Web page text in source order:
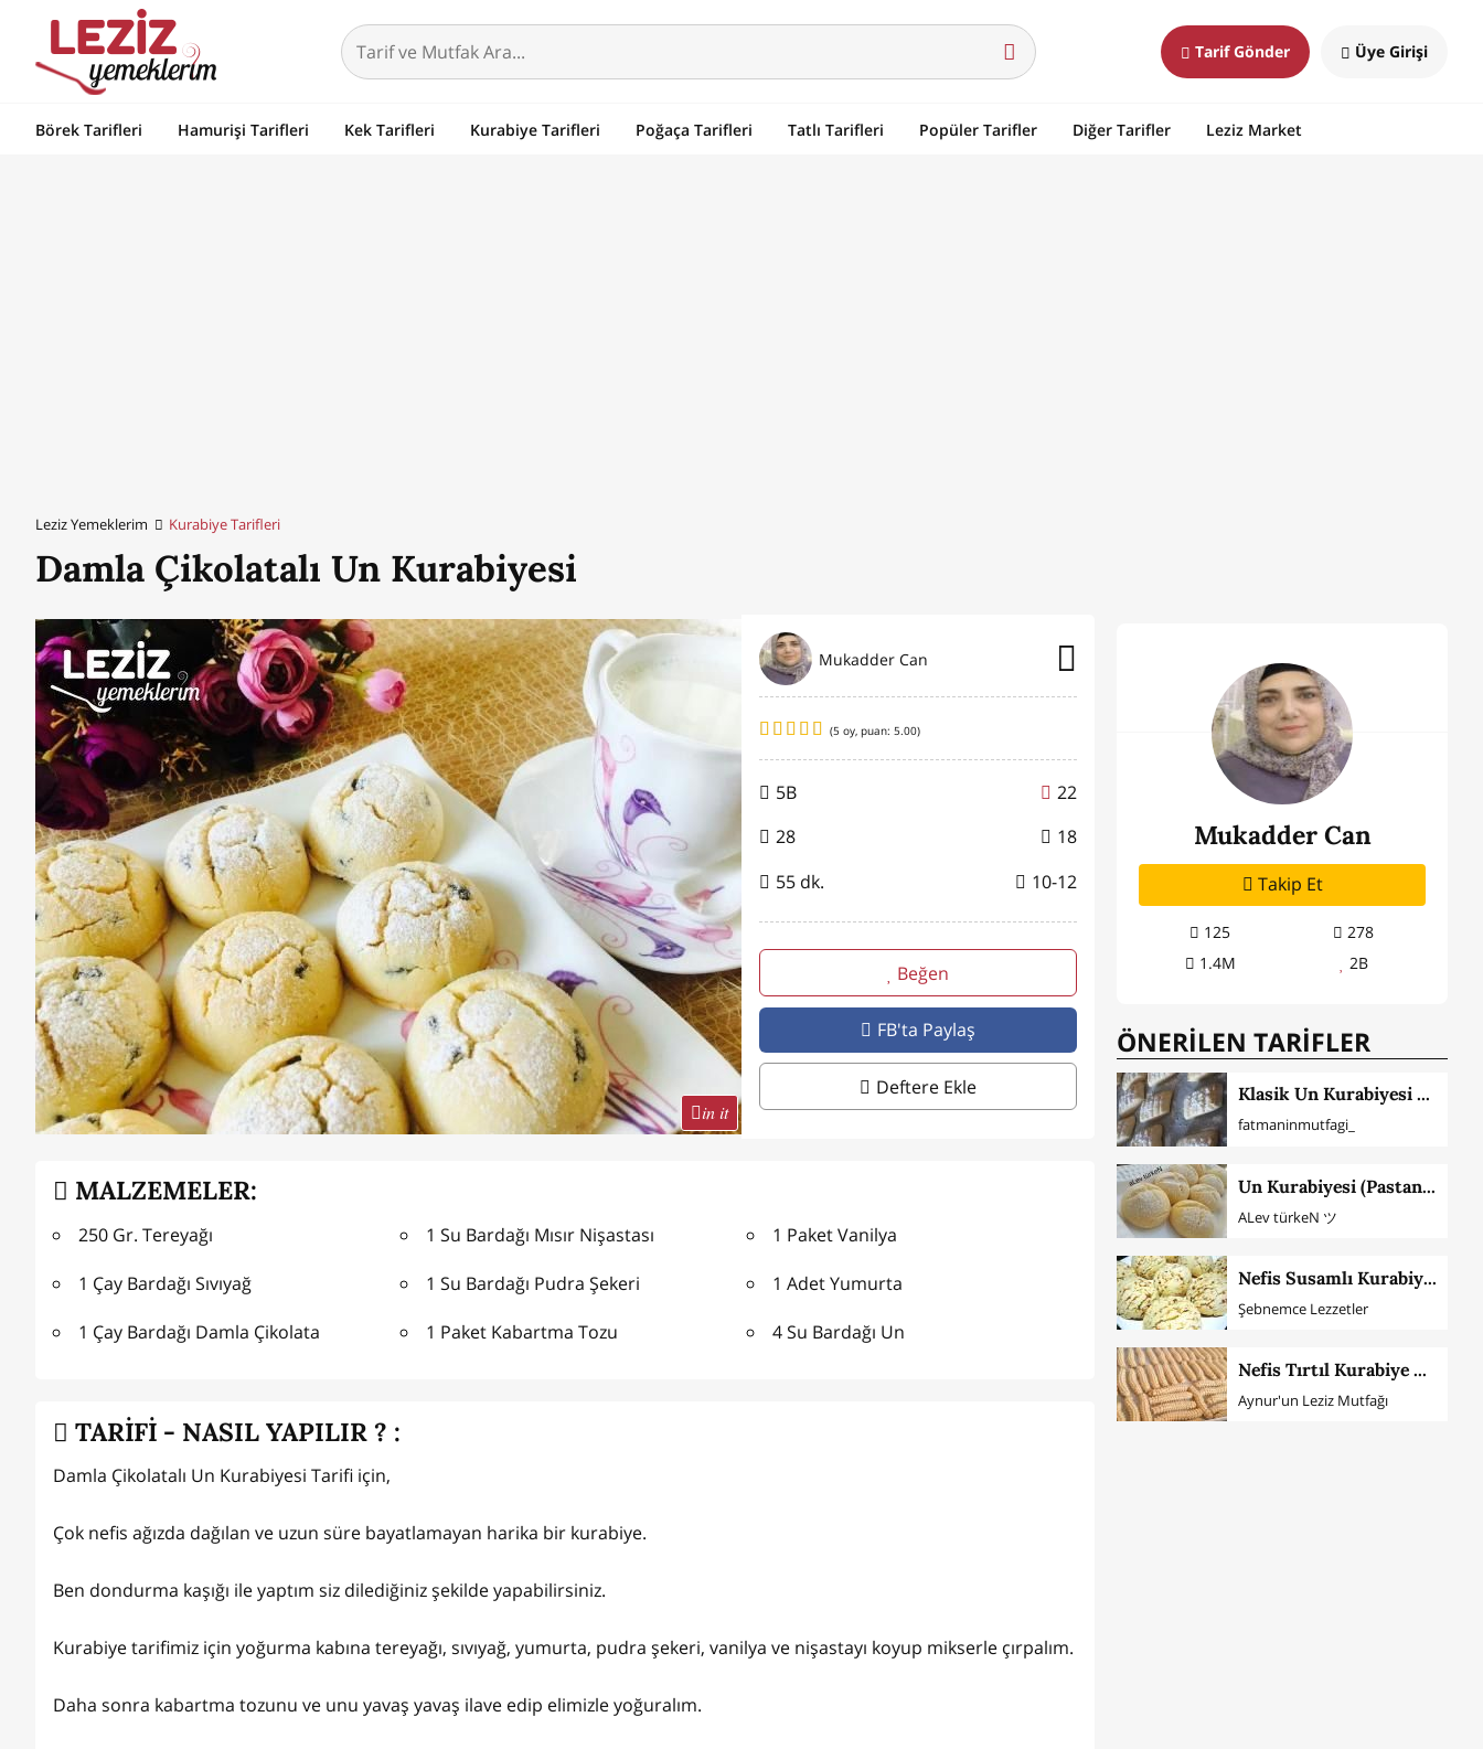
Tarif Gönder Üye Girişi
Börek Tarifleri Hamurişi Tarifleri Kek Tarifleri Kurabiye Tarifleri Poğaça Tarifleri Tatlı Tarifleri Popüler Tarifler Diğer Tarifler Leziz Market
Leziz Yemeklerim Kurabiye Tarifleri
Damla Çikolatalı Un Kurabiyesi
in it
Mukadder Can
(5 oy, puan: 5.00)
5B
22
28
18
55 dk.
10-12
Beğen
FB'ta Paylaş
Deftere Ekle
MALZEMELER:
250 Gr. Tereyağı
1 Çay Bardağı Sıvıyağ
1 Çay Bardağı Damla Çikolata
1 Su Bardağı Mısır Nişastası
1 Su Bardağı Pudra Şekeri
1 Paket Kabartma Tozu
1 Paket Vanilya
1 Adet Yumurta
4 Su Bardağı Un
TARİFİ - NASIL YAPILIR ? :
Damla Çikolatalı Un Kurabiyesi Tarifi için,
Çok nefis ağızda dağılan ve uzun süre bayatlamayan harika bir kurabiye.
Ben dondurma kaşığı ile yaptım siz dilediğiniz şekilde yapabilirsiniz.
Kurabiye tarifimiz için yoğurma kabına tereyağı, sıvıyağ, yumurta, pudra şekeri, vanilya ve nişastayı koyup mikserle çırpalım.
Daha sonra kabartma tozunu ve unu yavaş yavaş ilave edip elimizle yoğuralım.
Mukadder Can
Takip Et
125
278
1.4M
2B
ÖNERİLEN TARİFLER
Klasik Un Kurabiyesi Nasıl Yapılır
fatmaninmutfagi_
Un Kurabiyesi (Pastane Tadında Püf Noktası İle)
ALev türkeN ツ
Nefis Susamlı Kurabiye Tarifi
Şebnemce Lezzetler
Nefis Tırtıl Kurabiye Yapımı
Aynur'un Leziz Mutfağı